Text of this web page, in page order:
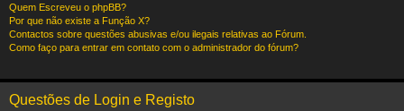
Quem Escreveu o phpBB?
Por que não existe a Função X?
Contactos sobre questões abusivas e/ou ilegais relativas ao Fórum.
Como faço para entrar em contato com o administrador do fórum?
Questões de Login e Registo